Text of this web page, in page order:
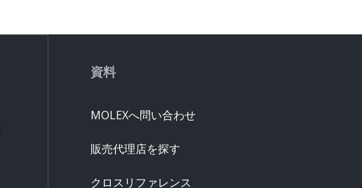
資料
MOLEXへ問い合わせ
販売代理店を探す
クロスリファレンス